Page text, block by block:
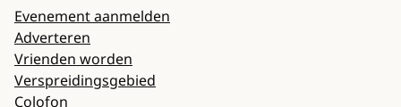
Evenement aanmelden
Adverteren
Vrienden worden
Verspreidingsgebied
Colofon